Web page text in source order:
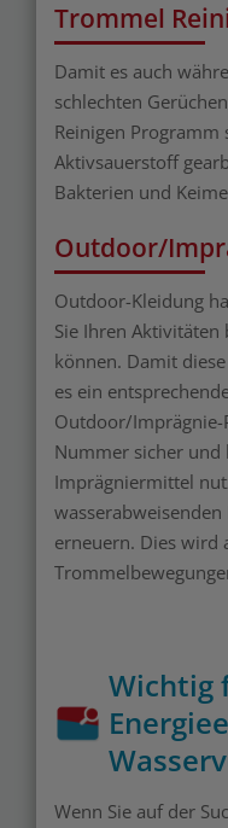
Trommel
Damit es auch
schlechten
Reinigen
Aktivsauerstoff
Bakterien und
Outdoor/
Outdoor-Kleidung
Sie Ihren Aktivitäten
können. Damit
es ein
Outdoor/Imprägnie-
Nummer sicher und
Imprägniermittel
erneuern. Dies wird
Wichtig
Wenn Sie auf der